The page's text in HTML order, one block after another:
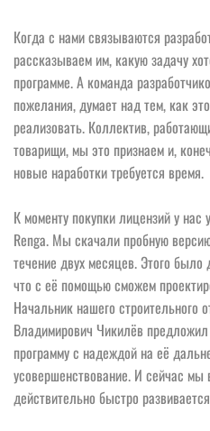
Когда с нами связываются
рассказываем им, какую задачу
программе. А команда
пожелания, думает над тем, как
реализовать. Коллектив,
товарищи, мы это признаем и,
новые наработки требуется время.
К моменту покупки лицензий у
Renga. Мы скачали пробную
течение двух месяцев. Этого было
что с её помощью сможем
Начальник нашего строительного
Владимирович Чикилёв предложил
программу с надеждой на её
усовершенствование. И сейчас мы
действительно быстро